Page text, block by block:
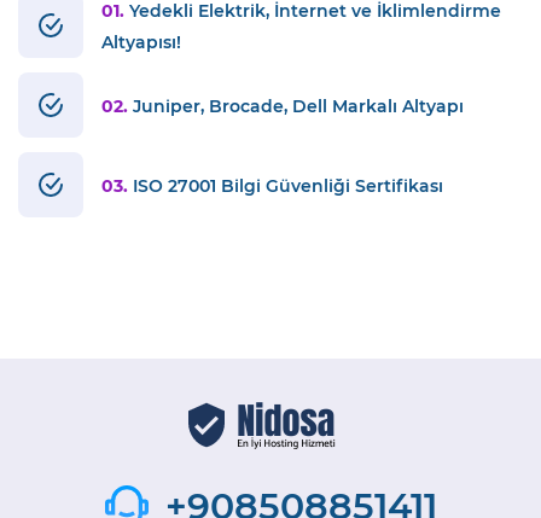
01. Yedekli Elektrik, İnternet ve İklimlendirme
Altyapısı!
02. Juniper, Brocade, Dell Markalı Altyapı
03. ISO 27001 Bilgi Güvenliği Sertifikası
+908508851411